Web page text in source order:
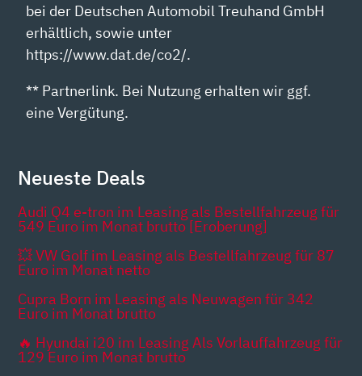
bei der Deutschen Automobil Treuhand GmbH
erhältlich, sowie unter
https://www.dat.de/co2/.
** Partnerlink. Bei Nutzung erhalten wir ggf.
eine Vergütung.
Neueste Deals
Audi Q4 e-tron im Leasing als Bestellfahrzeug für
549 Euro im Monat brutto [Eroberung]
💥 VW Golf im Leasing als Bestellfahrzeug für 87
Euro im Monat netto
Cupra Born im Leasing als Neuwagen für 342
Euro im Monat brutto
🔥 Hyundai i20 im Leasing Als Vorlauffahrzeug für
129 Euro im Monat brutto